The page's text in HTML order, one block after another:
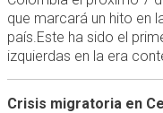
que marcará un hito en
país.Este ha sido el
izquierdas en la era
Crisis migratoria en